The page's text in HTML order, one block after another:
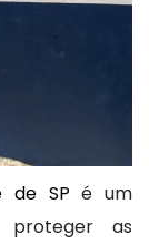
de SP é um
as